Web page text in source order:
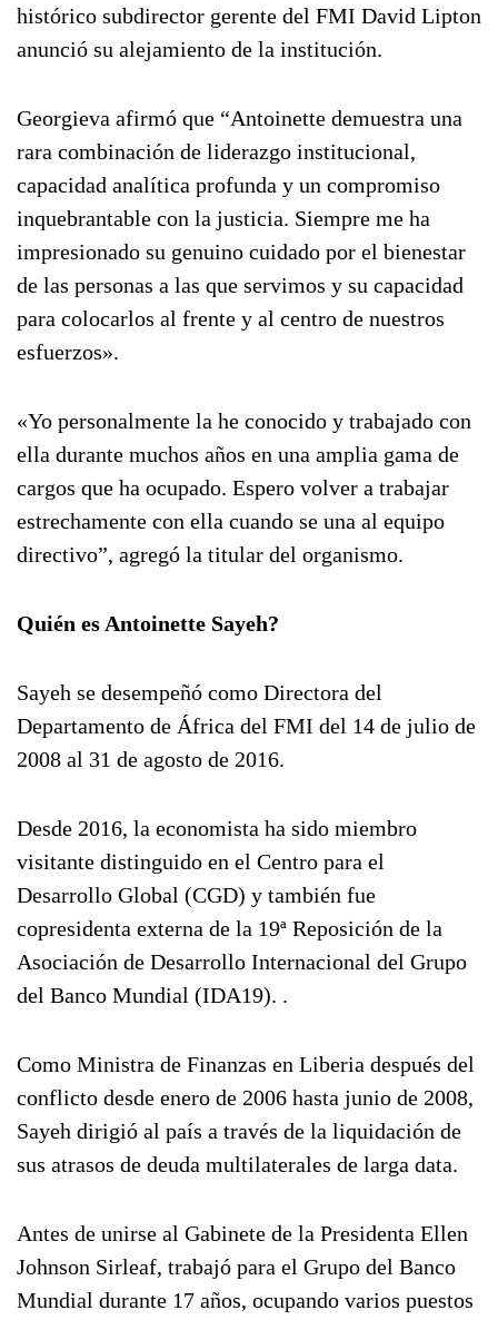
histórico subdirector gerente del FMI David Lipton
anunció su alejamiento de la institución.
Georgieva afirmó que “Antoinette demuestra una
rara combinación de liderazgo institucional,
capacidad analítica profunda y un compromiso
inquebrantable con la justicia. Siempre me ha
impresionado su genuino cuidado por el bienestar
de las personas a las que servimos y su capacidad
para colocarlos al frente y al centro de nuestros
esfuerzos».
«Yo personalmente la he conocido y trabajado con
ella durante muchos años en una amplia gama de
cargos que ha ocupado. Espero volver a trabajar
estrechamente con ella cuando se una al equipo
directivo”, agregó la titular del organismo.
Quién es Antoinette Sayeh?
Sayeh se desempeñó como Directora del
Departamento de África del FMI del 14 de julio de
2008 al 31 de agosto de 2016.
Desde 2016, la economista ha sido miembro
visitante distinguido en el Centro para el
Desarrollo Global (CGD) y también fue
copresidenta externa de la 19ª Reposición de la
Asociación de Desarrollo Internacional del Grupo
del Banco Mundial (IDA19). .
Como Ministra de Finanzas en Liberia después del
conflicto desde enero de 2006 hasta junio de 2008,
Sayeh dirigió al país a través de la liquidación de
sus atrasos de deuda multilaterales de larga data.
Antes de unirse al Gabinete de la Presidenta Ellen
Johnson Sirleaf, trabajó para el Grupo del Banco
Mundial durante 17 años, ocupando varios puestos